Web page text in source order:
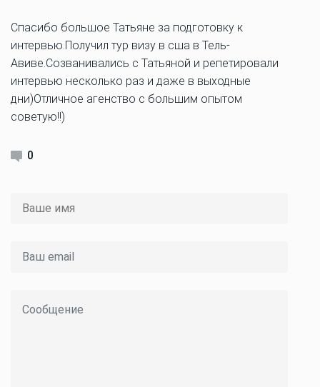
Спасибо большое Татьяне за подготовку к
интервью.Получил тур визу в сша в Тель-
Авиве.Созванивались с Татьяной и репетировали
интервью несколько раз и даже в выходные
дни)Отличное агенство с большим опытом
советую!!)
0